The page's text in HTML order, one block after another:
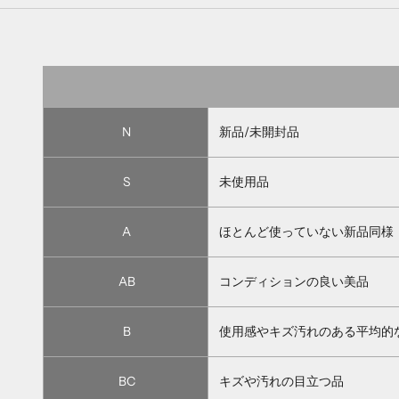
N 新品/未開封品
S 未使用品
A ほとんど使っていない新品同様
AB コンディションの良い美品
B 使用感やキズ汚れのある平均的
BC キズや汚れの目立つ品